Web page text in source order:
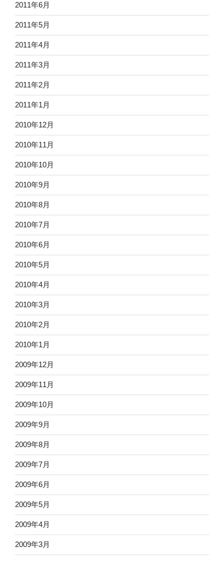
2011年6月
2011年5月
2011年4月
2011年3月
2011年2月
2011年1月
2010年12月
2010年11月
2010年10月
2010年9月
2010年8月
2010年7月
2010年6月
2010年5月
2010年4月
2010年3月
2010年2月
2010年1月
2009年12月
2009年11月
2009年10月
2009年9月
2009年8月
2009年7月
2009年6月
2009年5月
2009年4月
2009年3月